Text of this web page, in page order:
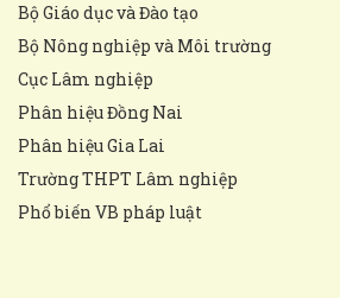
Bộ Giáo dục và Đào tạo
Bộ Nông nghiệp và Môi trường
Cục Lâm nghiệp
Phân hiệu Đồng Nai
Phân hiệu Gia Lai
Trường THPT Lâm nghiệp
Phổ biến VB pháp luật